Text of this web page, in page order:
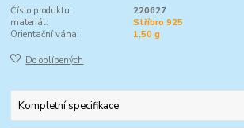
Číslo produktu:
220627
materiál:
Stříbro 925
Orientační váha:
1,50 g
Do oblíbených
Kompletní specifikace